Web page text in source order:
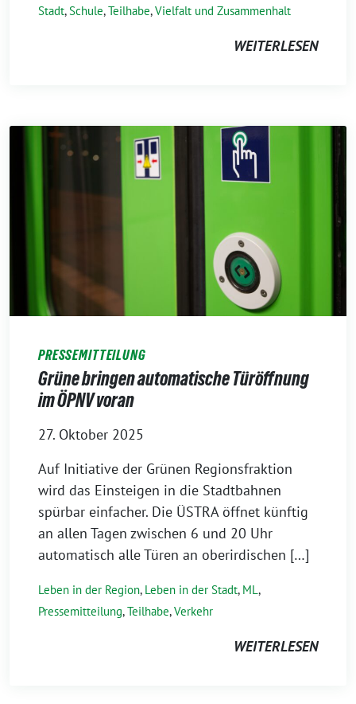
Stadt,Schule,Teilhabe,Vielfalt und Zusammenhalt
WEITERLESEN
PRESSEMITTEILUNG
Grüne bringen automatische Türöffnung
im ÖPNV voran
27. Oktober 2025
Auf Initiative der Grünen Regionsfraktion
wird das Einsteigen in die Stadtbahnen
spürbar einfacher. Die ÜSTRA öffnet künftig
an allen Tagen zwischen 6 und 20 Uhr
automatisch alle Türen an oberirdischen […]
Leben in der Region, Leben in der Stadt, ML ,
Pressemitteilung,Teilhabe,Verkehr
WEITERLESEN